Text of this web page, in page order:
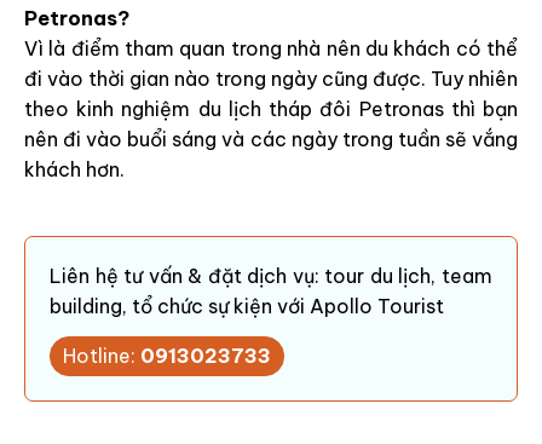
Petronas?
Vì là điểm tham quan trong nhà nên du khách có thể
đi vào thời gian nào trong ngày cũng được. Tuy nhiên
theo kinh nghiệm du lịch tháp đôi Petronas thì bạn
nên đi vào buổi sáng và các ngày trong tuần sẽ vắng
khách hơn.
Liên hệ tư vấn & đặt dịch vụ: tour du lịch, team
building, tổ chức sự kiện với Apollo Tourist
Hotline: 0913023733